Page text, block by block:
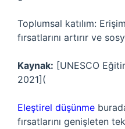
Toplumsal katılım:
fırsatlarını artırır ve
Kaynak: [UNESCO
2021](
Eleştirel düşünme
fırsatlarını genişleten